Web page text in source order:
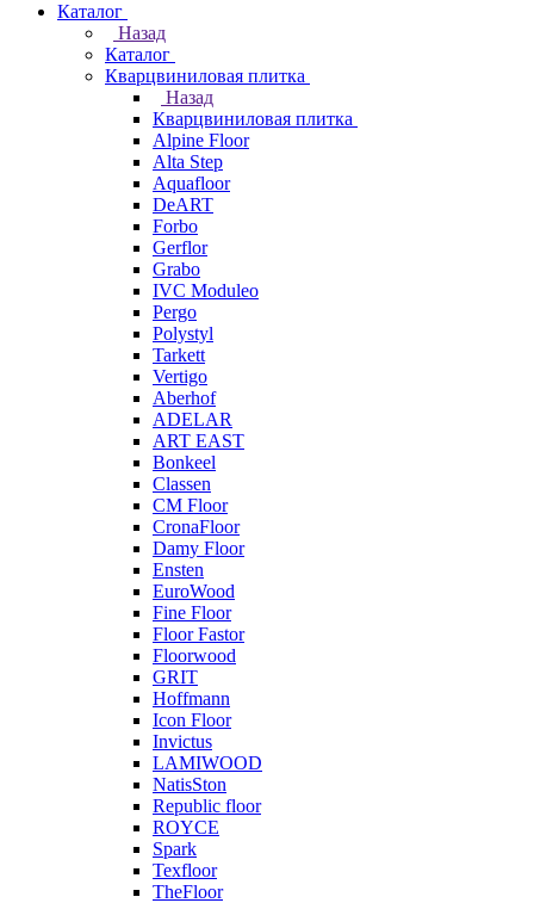
Каталог
Назад
Каталог
Кварцвиниловая плитка
Назад
Кварцвиниловая плитка
Alpine Floor
Alta Step
Aquafloor
DeART
Forbo
Gerflor
Grabo
IVC Moduleo
Pergo
Polystyl
Tarkett
Vertigo
Aberhof
ADELAR
ART EAST
Bonkeel
Classen
CM Floor
CronaFloor
Damy Floor
Ensten
EuroWood
Fine Floor
Floor Fastor
Floorwood
GRIT
Hoffmann
Icon Floor
Invictus
LAMIWOOD
NatisSton
Republic floor
ROYCE
Spark
Texfloor
TheFloor